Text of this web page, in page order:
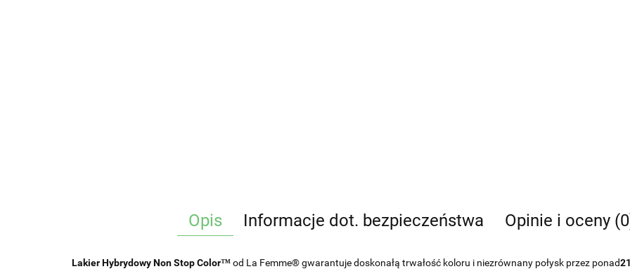
Opis Informacje dot. bezpieczeństwa Opinie i oceny
Lakier Hybrydowy Non Stop Color™od La Femme® gwarantuje doskonałą trwałość koloru i niezrównany połysk przez ponad